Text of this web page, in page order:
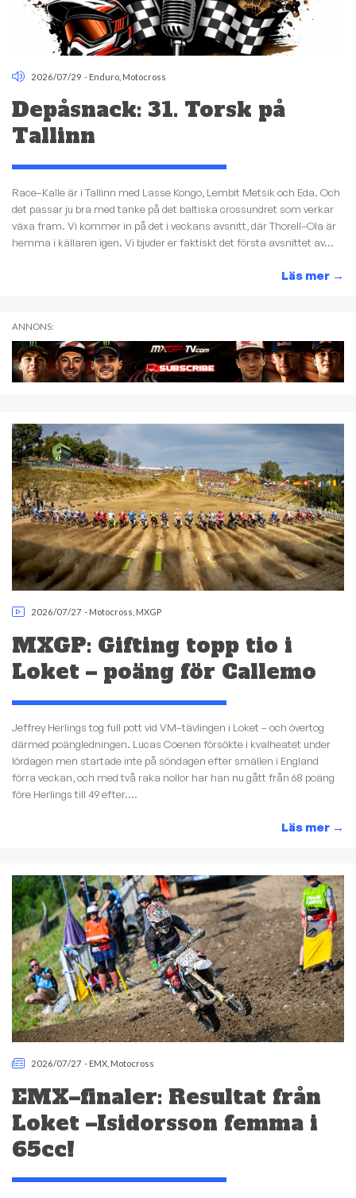
2026/07/29 - Enduro Motocross
Depåsnack: 31. Torsk på
Tallinn
Race–Kalle är i Tallinn med Lasse Kongo, Lembit Metsik och Eda. Och
det passar ju bra med tanke på det baltiska crossundret som verkar
växa fram. Vi kommer in på det i veckans avsnitt, där Thorell–Ola är
hemma i källaren igen. Vi bjuder er faktiskt det första avsnittet av...
Läs mer →
ANNONS:
2026/07/27 - Motocross MXGP
MXGP: Gifting topp tio i
Loket – poäng för Callemo
Jeffrey Herlings tog full pott vid VM–tävlingen i Loket – och övertog
därmed poängledningen. Lucas Coenen försökte i kvalheatet under
lördagen men startade inte på söndagen efter smällen i England
förra veckan, och med två raka nollor har han nu gått från 68 poäng
före Herlings till 49 efter....
Läs mer →
2026/07/27 - EMX Motocross
EMX–finaler: Resultat från
Loket –Isidorsson femma i
65cc!